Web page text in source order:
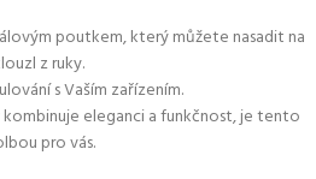
poutkem, který můžete nasadit na
z ruky.
s Vaším zařízením.
eleganci a funkčnost, je tento
pro vás.